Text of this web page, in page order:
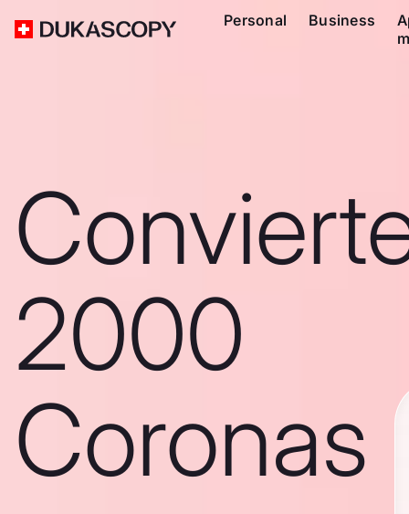
Personal Business
2000
Coronas